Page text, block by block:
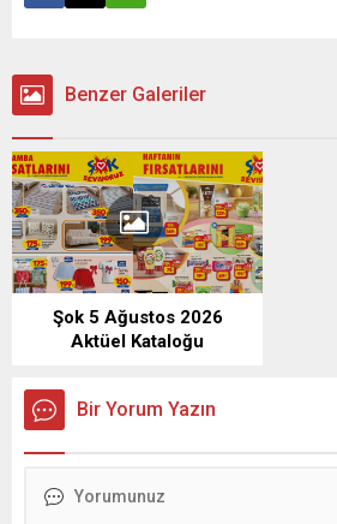
Benzer Galeriler
Şok 5 Ağustos 2026
Aktüel Kataloğu
Bir Yorum Yazın